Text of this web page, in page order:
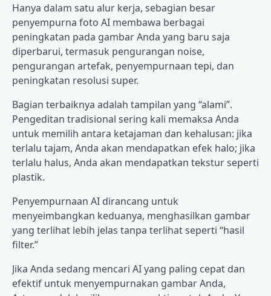
Hanya dalam satu alur kerja, sebagian besar
penyempurna foto AI membawa berbagai
peningkatan pada gambar Anda yang baru saja
diperbarui, termasuk pengurangan noise,
pengurangan artefak, penyempurnaan tepi, dan
peningkatan resolusi super.
Bagian terbaiknya adalah tampilan yang “alami”.
Pengeditan tradisional sering kali memaksa Anda
untuk memilih antara ketajaman dan kehalusan: jika
terlalu tajam, Anda akan mendapatkan efek halo; jika
terlalu halus, Anda akan mendapatkan tekstur seperti
plastik.
Penyempurnaan AI dirancang untuk
menyeimbangkan keduanya, menghasilkan gambar
yang terlihat lebih jelas tanpa terlihat seperti “hasil
filter.”
Jika Anda sedang mencari AI yang paling cepat dan
efektif untuk menyempurnakan gambar Anda,